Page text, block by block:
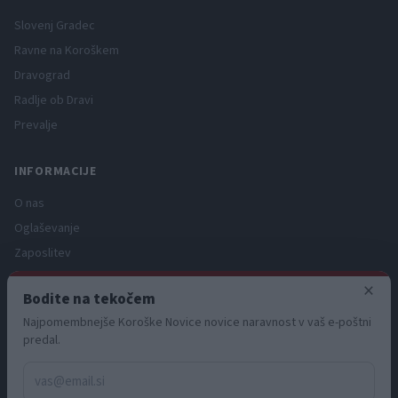
Slovenj Gradec
Ravne na Koroškem
Dravograd
Radlje ob Dravi
Prevalje
INFORMACIJE
O nas
Oglaševanje
Zaposlitev
Pravno obvestilo
Zasebnost in piškotki
Storitve
Pogoji uporabe
×
Bodite na tekočem
Najpomembnejše Koroške Novice novice naravnost v vaš e-poštni
predal.